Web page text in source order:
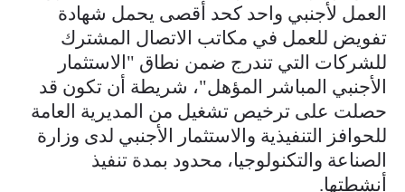
العمل لأجنبي واحد كحد أقصى يحمل شهادة
تفويض للعمل في مكاتب الاتصال المشترك
للشركات التي تندرج ضمن نطاق "الاستثمار
الأجنبي المباشر المؤهل"، شريطة أن تكون قد
حصلت على ترخيص تشغيل من المديرية العامة
للحوافز التنفيذية والاستثمار الأجنبي لدى وزارة
الصناعة والتكنولوجيا، محدود بمدة تنفيذ
أنشطتها.